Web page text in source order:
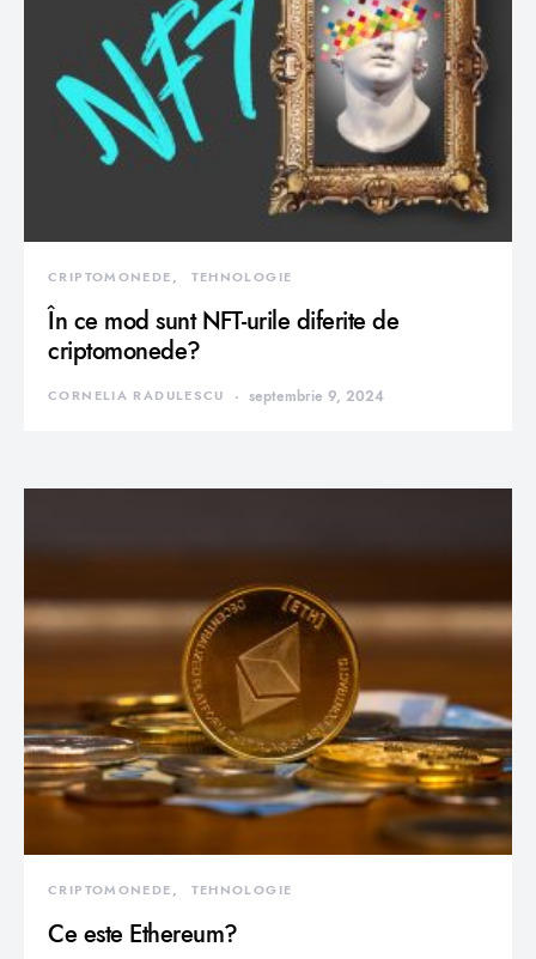
CRIPTOMONEDE TEHNOLOGIE
În ce mod sunt NFT-urile diferite de
criptomonede?
CORNELIA RADULESCU septembrie 9, 2024
CRIPTOMONEDE TEHNOLOGIE
Ce este Ethereum?